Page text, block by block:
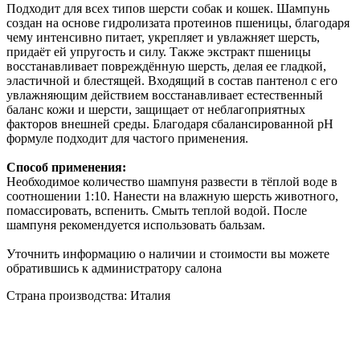
Подходит для всех типов шерсти собак и кошек. Шампунь
создан на основе гидролизата протеинов пшеницы, благодаря
чему интенсивно питает, укрепляет и увлажняет шерсть,
придаёт ей упругость и силу. Также экстракт пшеницы
восстанавливает повреждённую шерсть, делая ее гладкой,
эластичной и блестящей. Входящий в состав пантенол с его
увлажняющим действием восстанавливает естественный
баланс кожи и шерсти, защищает от неблагоприятных
факторов внешней среды. Благодаря сбалансированной рН
формуле подходит для частого применения.
Способ применения:
Необходимое количество шампуня развести в тёплой воде в
соотношении 1:10. Нанести на влажную шерсть животного,
помассировать, вспенить. Смыть теплой водой. После
шампуня рекомендуется использовать бальзам.
Уточнить информацию о наличии и стоимости вы можете
обратившись к администратору салона
Страна производства: Италия